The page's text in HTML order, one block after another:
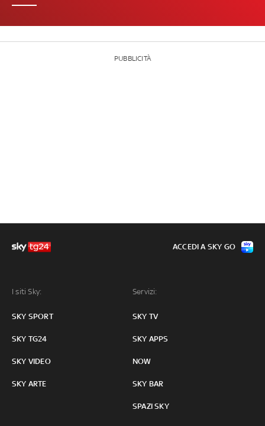
PUBBLICITÀ
I siti Sky:
SKY SPORT
SKY TG24
SKY VIDEO
SKY ARTE
Servizi:
SKY TV
SKY APPS
NOW
SKY BAR
SPAZI SKY
ACCEDI A SKY GO